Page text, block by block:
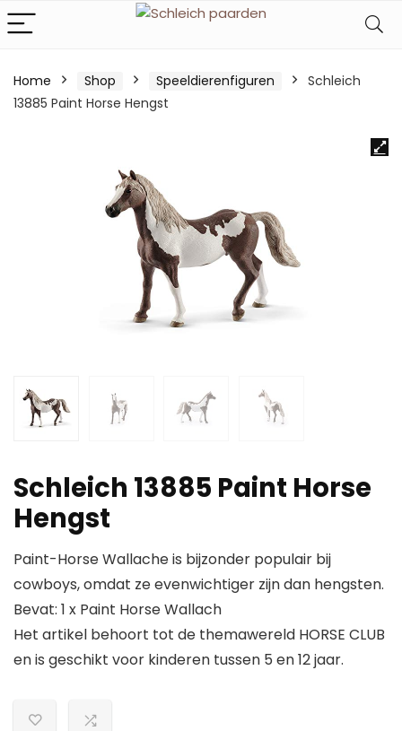
Home Shop Speeldierenfiguren
Schleich
13885 Paint Horse Hengst
Schleich 13885 Paint Horse
Hengst
Paint-Horse Wallache is bijzonder populair bij
cowboys, omdat ze evenwichtiger zijn dan hengsten.
Bevat: 1 x Paint Horse Wallach
Het artikel behoort tot de themawereld HORSE CLUB
en is geschikt voor kinderen tussen 5 en 12 jaar.